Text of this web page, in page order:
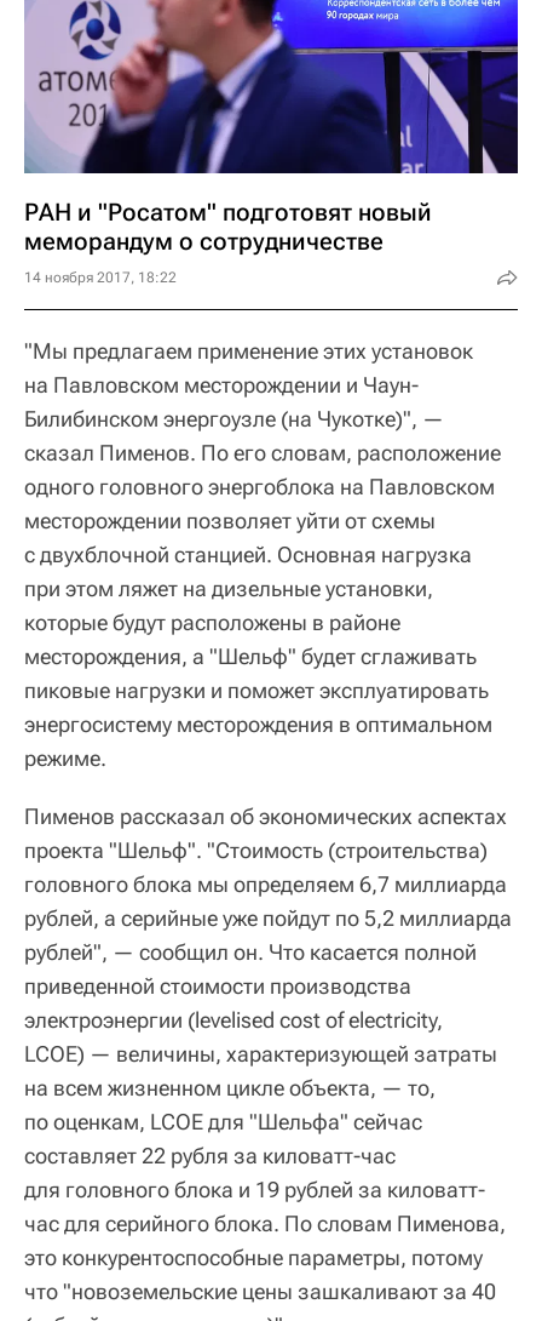
РАН и "Росатом" подготовят новый
меморандум о сотрудничестве
14 ноября 2017, 18:22
"Мы предлагаем применение этих установок
на Павловском месторождении и Чаун-
Билибинском энергоузле (на Чукотке)", —
сказал Пименов. По его словам, расположение
одного головного энергоблока на Павловском
месторождении позволяет уйти от схемы
с двухблочной станцией. Основная нагрузка
при этом ляжет на дизельные установки,
которые будут расположены в районе
месторождения, а "Шельф" будет сглаживать
пиковые нагрузки и поможет эксплуатировать
энергосистему месторождения в оптимальном
режиме.
Пименов рассказал об экономических аспектах
проекта "Шельф". "Стоимость (строительства)
головного блока мы определяем 6,7 миллиарда
рублей, а серийные уже пойдут по 5,2 миллиарда
рублей", — сообщил он. Что касается полной
приведенной стоимости производства
электроэнергии (levelised cost of electricity,
LCOE) — величины, характеризующей затраты
на всем жизненном цикле объекта, — то,
по оценкам, LCOE для "Шельфа" сейчас
составляет 22 рубля за киловатт-час
для головного блока и 19 рублей за киловатт-
час для серийного блока. По словам Пименова,
это конкурентоспособные параметры, потому
что "новоземельские цены зашкаливают за 40